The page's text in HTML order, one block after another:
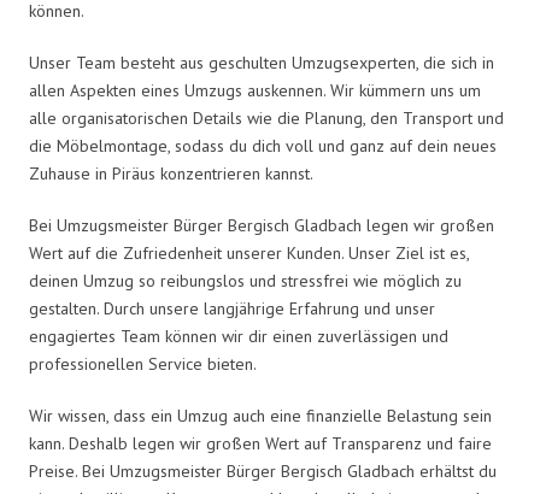
können.
Unser Team besteht aus geschulten Umzugsexperten, die sich in
allen Aspekten eines Umzugs auskennen. Wir kümmern uns um
alle organisatorischen Details wie die Planung, den Transport und
die Möbelmontage, sodass du dich voll und ganz auf dein neues
Zuhause in Piräus konzentrieren kannst.
Bei Umzugsmeister Bürger Bergisch Gladbach legen wir großen
Wert auf die Zufriedenheit unserer Kunden. Unser Ziel ist es,
deinen Umzug so reibungslos und stressfrei wie möglich zu
gestalten. Durch unsere langjährige Erfahrung und unser
engagiertes Team können wir dir einen zuverlässigen und
professionellen Service bieten.
Wir wissen, dass ein Umzug auch eine finanzielle Belastung sein
kann. Deshalb legen wir großen Wert auf Transparenz und faire
Preise. Bei Umzugsmeister Bürger Bergisch Gladbach erhältst du